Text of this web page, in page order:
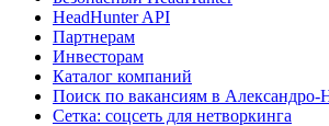
HeadHunter API
Партнерам
Инвесторам
Каталог компаний
Поиск по вакансиям в Александро-
Сетка: соцсеть для нетворкинга